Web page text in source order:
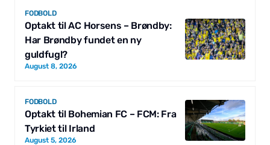
FODBOLD
Optakt til AC Horsens – Brøndby:
Har Brøndby fundet en ny
guldfugl?
August 8, 2026
FODBOLD
Optakt til Bohemian FC – FCM: Fra
Tyrkiet til Irland
August 5, 2026